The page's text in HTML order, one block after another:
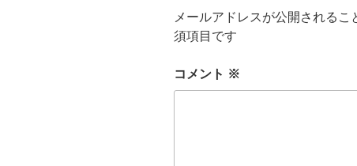
メールアドレスが公開されるこ
須項目です
コメント ※